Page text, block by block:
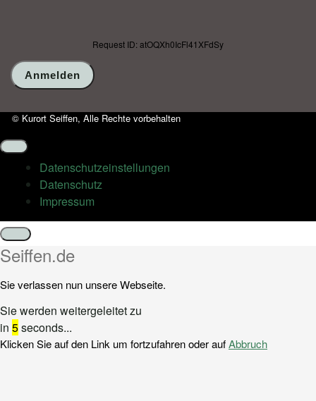
Request ID: atOQXh0IcFl41XFdSy
© Kurort Seiffen, Alle Rechte vorbehalten
Datenschutz­einstellungen
Datenschutz
Impressum
Schließen
Seiffen.de
Sie verlassen nun unsere Webseite.
Sie werden weitergeleitet zu
in 5seconds...
Klicken Sie auf den Link um fortzufahren oder aufAbbruch